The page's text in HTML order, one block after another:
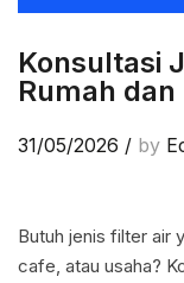
Konsultasi
Rumah
31/05/2026 / by
Butuh jenis filter air
cafe, atau usaha?